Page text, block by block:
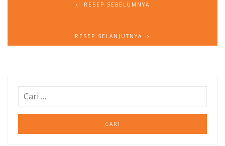
RESEP SEBELUMNYA
RESEP SELANJUTNYA